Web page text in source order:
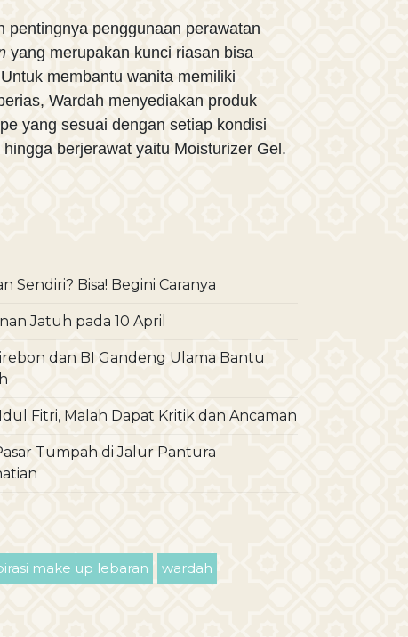
pentingnya penggunaan perawatan
yang merupakan kunci riasan bisa
membantu wanita memiliki
Wardah menyediakan produk
yang sesuai dengan setiap kondisi
berjerawat yaitu Moisturizer Gel.
Sendiri? Bisa! Begini Caranya
Jatuh pada 10 April
dan BI Gandeng Ulama Bantu
Fitri, Malah Dapat Kritik dan Ancaman
Tumpah di Jalur Pantura
make up lebaran wardah